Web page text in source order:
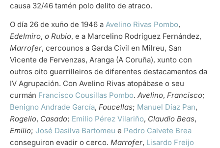
causa 32/46 tamén polo delito de atraco.
O día 26 de xuño de 1946 a Avelino Rivas Pombo,
Edelmiro, o Rubio, e a Marcelino Rodríguez Fernández,
Marrofer, cercounos a Garda Civil en Milreu, San
Vicente de Fervenzas, Aranga (A Coruña), xunto con
outros oito guerrilleiros de diferentes destacamentos da
IV Agrupación. Con Avelino Rivas atopábase o seu
curmán Francisco Cousillas Pombo. Avelino, Francisco;
Benigno Andrade García, Foucellas; Manuel Díaz Pan,
Rogelio, Casado; Emilio Pérez Vilariño, Claudio Beas,
Emilio; José Dasilva Bartomeu e Pedro Calvete Brea
conseguiron evadir o cerco. Marrofer, Lisardo Freijo